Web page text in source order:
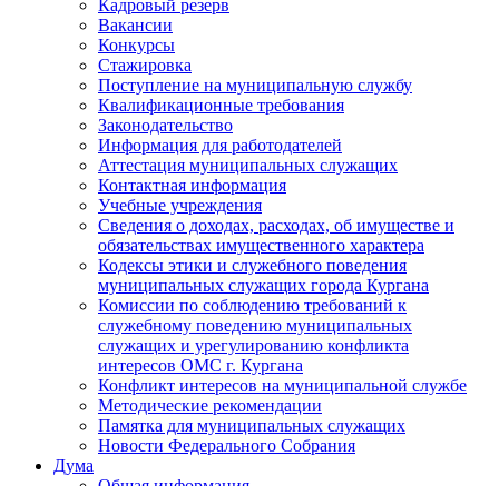
Кадровый резерв
Вакансии
Конкурсы
Стажировка
Поступление на муниципальную службу
Квалификационные требования
Законодательство
Информация для работодателей
Аттестация муниципальных служащих
Контактная информация
Учебные учреждения
Сведения о доходах, расходах, об имуществе и
обязательствах имущественного характера
Кодексы этики и служебного поведения
муниципальных служащих города Кургана
Комиссии по соблюдению требований к
служебному поведению муниципальных
служащих и урегулированию конфликта
интересов ОМС г. Кургана
Конфликт интересов на муниципальной службе
Методические рекомендации
Памятка для муниципальных служащих
Новости Федерального Cобрания
Дума